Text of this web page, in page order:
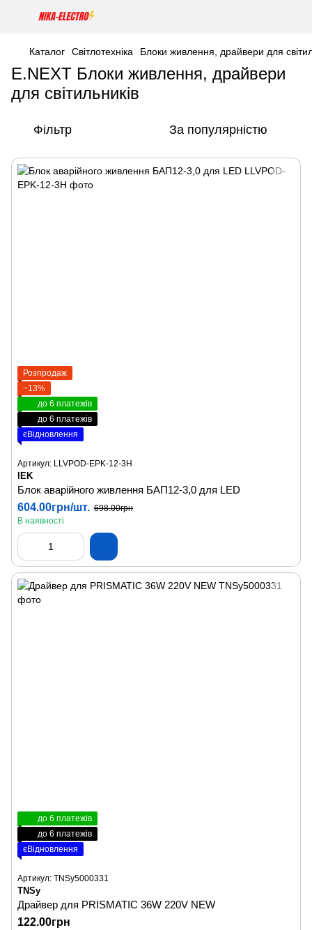
Каталог Світлотехніка Блоки живлення, драйвери для
E.NEXT Блоки живлення, драйвери
для світильників
Фільтр За популярністю
Розпродаж
−13%
до 6 платежів
до 6 платежів
єВідновлення
Артикул: LLVPOD-EPK-12-3H
IEK
Блок аварійного живлення БАП12-3,0 для LED
604.00грн/шт. 698.00грн
В наявності
до 6 платежів
до 6 платежів
єВідновлення
Артикул: TNSy5000331
TNSy
Драйвер для PRISMATIC 36W 220V NEW
122.00грн